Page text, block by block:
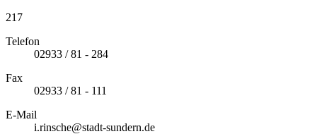
217
Telefon
02933 / 81 - 284
Fax
02933 / 81 - 111
E-Mail
i.rinsche@stadt-sundern.de